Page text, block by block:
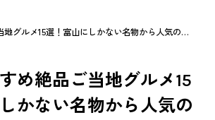
富山のおすすめ絶品ご当地グルメ15選！富山にしかない名物から人気の名店14選も紹介
め絶品ご当地グルメ15
かない名物から人気の